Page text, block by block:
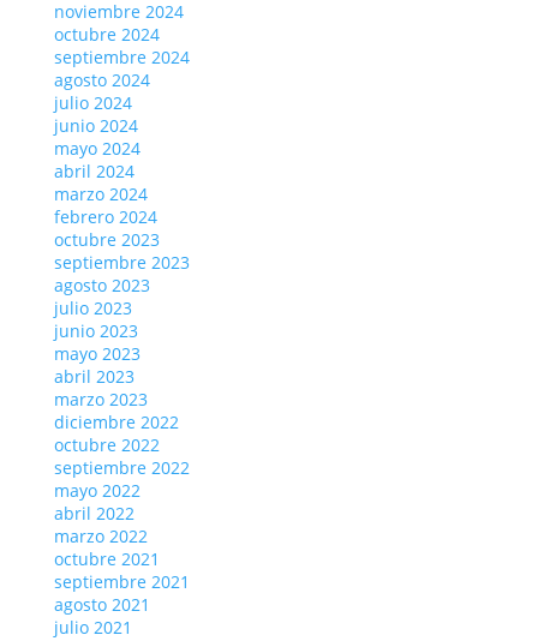
noviembre 2024
octubre 2024
septiembre 2024
agosto 2024
julio 2024
junio 2024
mayo 2024
abril 2024
marzo 2024
febrero 2024
octubre 2023
septiembre 2023
agosto 2023
julio 2023
junio 2023
mayo 2023
abril 2023
marzo 2023
diciembre 2022
octubre 2022
septiembre 2022
mayo 2022
abril 2022
marzo 2022
octubre 2021
septiembre 2021
agosto 2021
julio 2021